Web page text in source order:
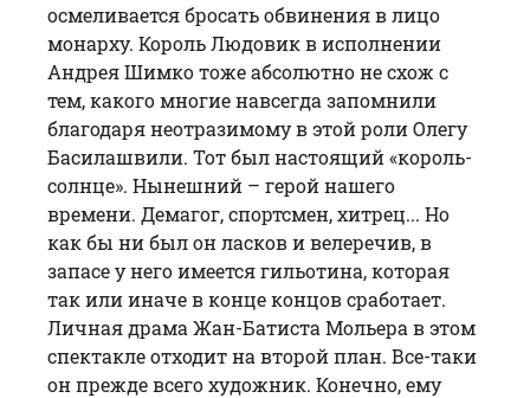
осмеливается бросать обвинения в лицо
монарху. Король Людовик в исполнении
Андрея Шимко тоже абсолютно не схож с
тем, какого многие навсегда запомнили
благодаря неотразимому в этой роли Олегу
Басилашвили. Тот был настоящий «король-
солнце». Нынешний – герой нашего
времени. Демагог, спортсмен, хитрец... Но
как бы ни был он ласков и велеречив, в
запасе у него имеется гильотина, которая
так или иначе в конце концов сработает.
Личная драма Жан-Батиста Мольера в этом
спектакле отходит на второй план. Все-таки
он прежде всего художник. Конечно, ему